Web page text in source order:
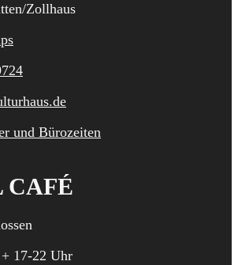
Zollhaus
und Bürozeiten
CAFÉ
17-22 Uhr